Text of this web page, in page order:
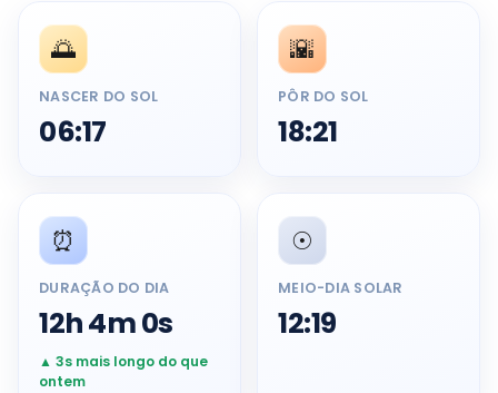
🌅
NASCER DO SOL
06:17
🌇
PÔR DO SOL
18:21
⏰
DURAÇÃO DO DIA
12h 4m 0s
▲ 3s mais longo do que
ontem
☉️
MEIO-DIA SOLAR
12:19